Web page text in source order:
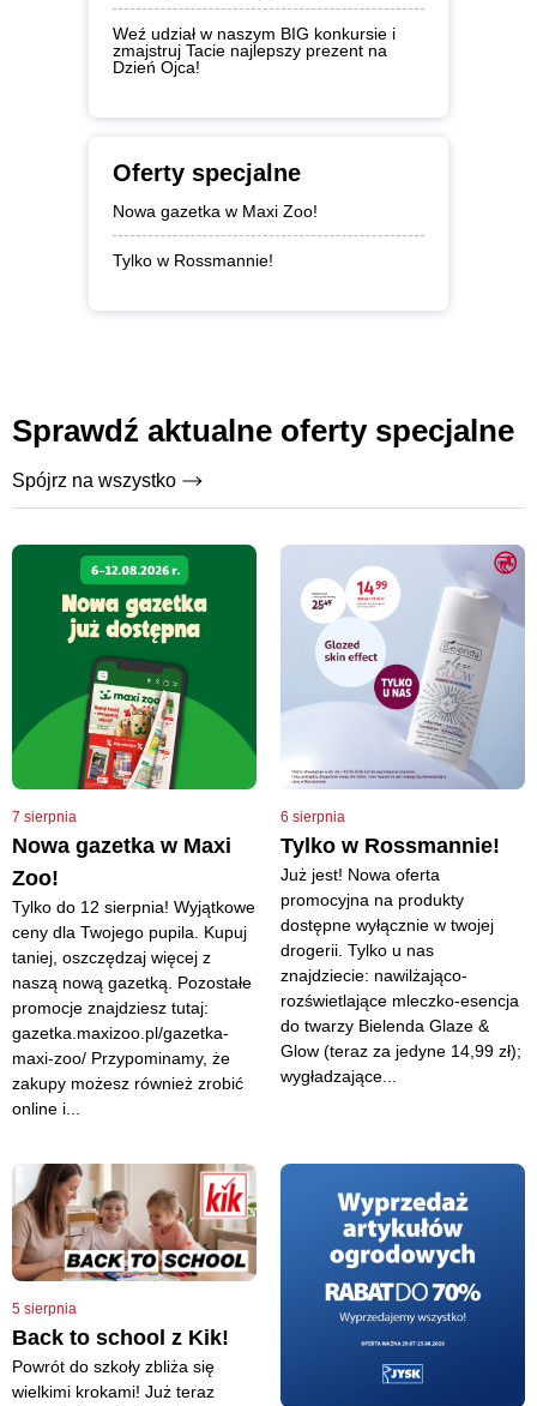
Weź udział w naszym BIG konkursie i
zmajstruj Tacie najlepszy prezent na
Dzień Ojca!
Oferty specjalne
Nowa gazetka w Maxi Zoo!
Tylko w Rossmannie!
Sprawdź aktualne oferty specjalne
Spójrz na wszystko
7 sierpnia
Nowa gazetka w Maxi
Zoo!
Tylko do 12 sierpnia! Wyjątkowe
ceny dla Twojego pupila. Kupuj
taniej, oszczędzaj więcej z
naszą nową gazetką. Pozostałe
promocje znajdziesz tutaj:
gazetka.maxizoo.pl/gazetka-
maxi-zoo/ Przypominamy, że
zakupy możesz również zrobić
online i...
6 sierpnia
Tylko w Rossmannie!
Już jest! Nowa oferta
promocyjna na produkty
dostępne wyłącznie w twojej
drogerii. Tylko u nas
znajdziecie: nawilżająco-
rozświetlające mleczko-esencja
do twarzy Bielenda Glaze &
Glow (teraz za jedyne 14,99 zł);
wygładzające...
5 sierpnia
Back to school z Kik!
Powrót do szkoły zbliża się
wielkimi krokami! Już teraz